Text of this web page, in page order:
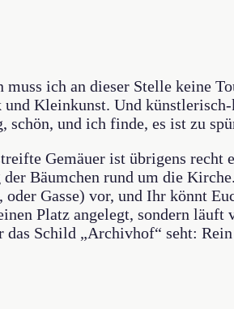
ich an dieser Stelle keine
Kleinkunst. Und künstlerisch-
und ich finde, es ist zu
Gemäuer ist übrigens
Bäumchen rund um die
Gasse) vor, und Ihr könnt
Platz angelegt, sondern
Schild „Archivhof“ seht: